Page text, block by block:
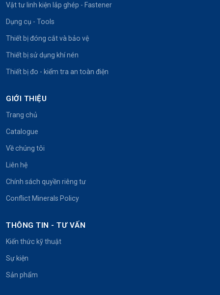
Vật tư linh kiện lắp ghép - Fastener
Dụng cụ - Tools
Thiết bị đóng cắt và bảo vệ
Thiết bị sử dụng khí nén
Thiết bị đo - kiểm tra an toàn điện
GIỚI THIỆU
Trang chủ
Catalogue
Về chúng tôi
Liên hệ
Chính sách quyền riêng tư
Conflict Minerals Policy
THÔNG TIN - TƯ VẤN
Kiến thức kỹ thuật
Sự kiện
Sản phẩm